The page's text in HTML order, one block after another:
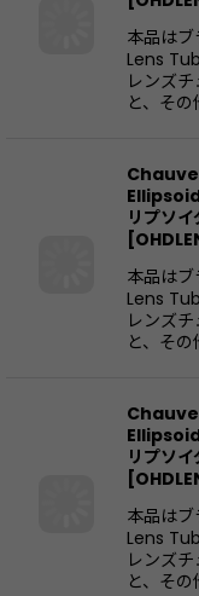
本品は
Lens
レンズ
と、そ
リプソ
[
本品は
Lens
レンズ
と、そ
リプソ
[
本品は
Lens
レンズ
と、そ